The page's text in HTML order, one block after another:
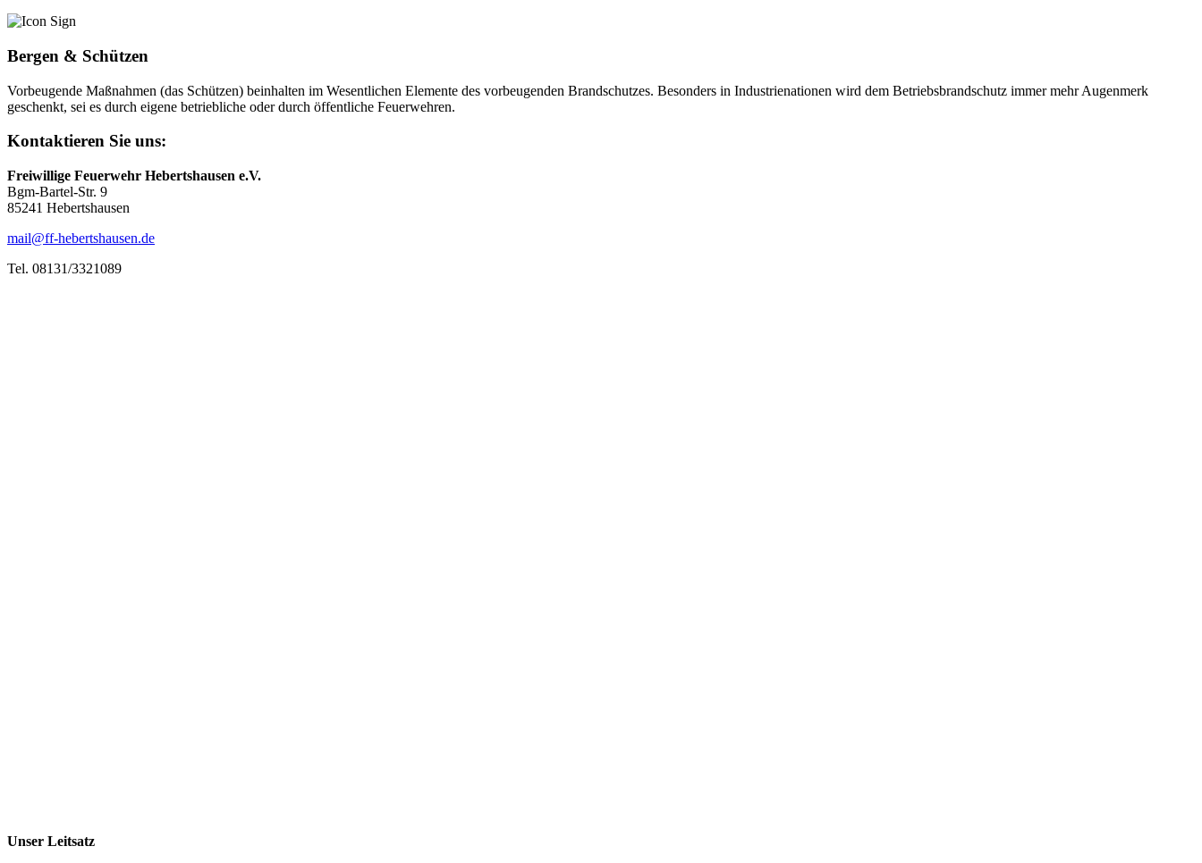
Bergen & Schützen
Vorbeugende Maßnahmen (das Schützen) beinhalten im Wesentlichen Elemente des vorbeugenden Brandschutzes. Besonders in Industrienationen wird dem Betriebsbrandschutz immer mehr Augenmerk
geschenkt, sei es durch eigene betriebliche oder durch öffentliche Feuerwehren.
Kontaktieren Sie uns:
Freiwillige Feuerwehr Hebertshausen e.V.
Bgm-Bartel-Str. 9
85241 Hebertshausen
mail@ff-hebertshausen.de
Tel. 08131/3321089
Unser Leitsatz